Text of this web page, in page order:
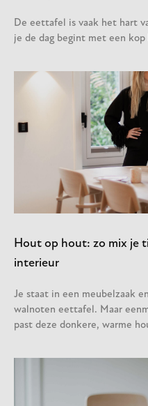
De eettafel is vaak het hart
je de dag begint met een
Hout op hout: zo mix je
interieur
Je staat in een meubelzaak
walnoten eettafel. Maar
past deze donkere, warme